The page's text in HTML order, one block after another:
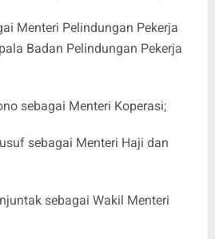
Menteri Pelindungan Pekerja
Badan Pelindungan Pekerja
sebagai Menteri Koperasi;
sebagai Menteri Haji dan
sebagai Wakil Menteri